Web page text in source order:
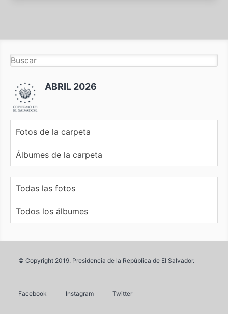
ABRIL 2026
Fotos de la carpeta
Álbumes de la carpeta
Todas las fotos
Todos los álbumes
© Copyright 2019. Presidencia de la República de El Salvador.
Facebook Instagram Twitter